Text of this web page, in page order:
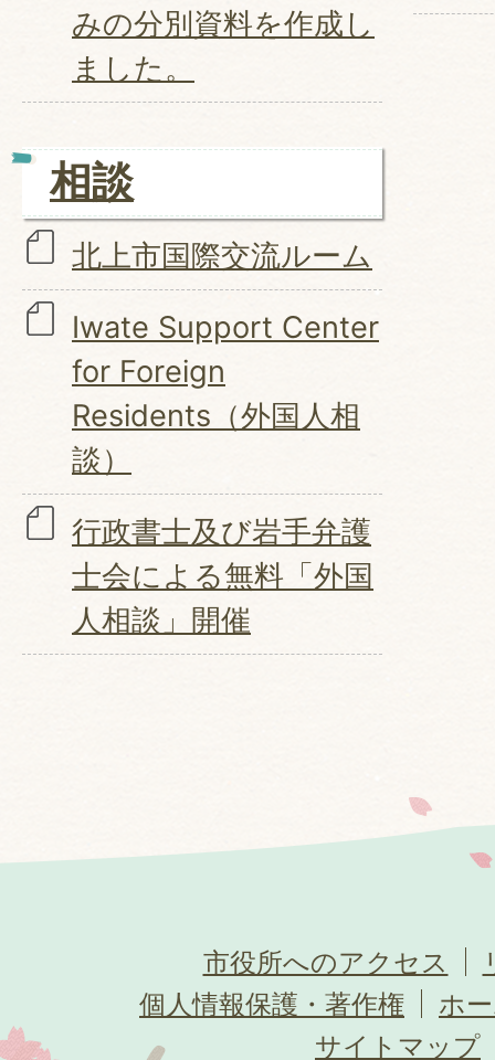
みの分別資料を作成し
ました。
相談
北上市国際交流ルーム
Iwate Support Center
for Foreign
Residents（外国人相
談）
行政書士及び岩手弁護
士会による無料「外国
人相談」開催
市役所へのアクセス
個人情報保護・著作権
ホ
サイトマップ